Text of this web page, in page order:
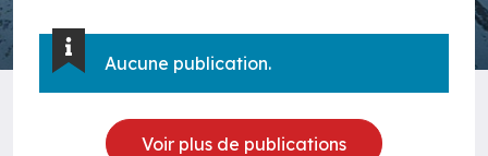
Aucune publication.
Voir plus de publications